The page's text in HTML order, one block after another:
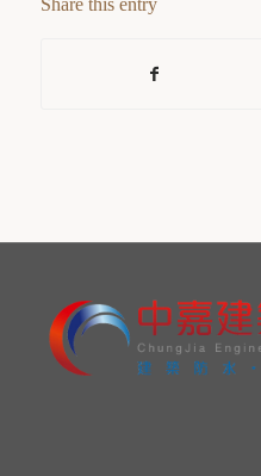
Share this entry